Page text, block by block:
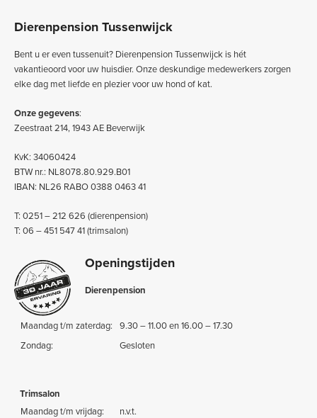
Dierenpension Tussenwijck
Bent u er even tussenuit? Dierenpension Tussenwijck is hét
vakantieoord voor uw huisdier. Onze deskundige medewerkers zorgen
elke dag met liefde en plezier voor uw hond of kat.
Onze gegevens:
Zeestraat 214, 1943 AE Beverwijk
KvK: 34060424
BTW nr.: NL8078.80.929.B01
IBAN: NL26 RABO 0388 0463 41
T: 0251 – 212 626 (dierenpension)
T: 06 – 451 547 41 (trimsalon)
Openingstijden
Dierenpension
Maandag t/m zaterdag:
9.30 – 11.00 en 16.00 – 17.30
Zondag:
Gesloten
Trimsalon
Maandag t/m vrijdag:
n.v.t.